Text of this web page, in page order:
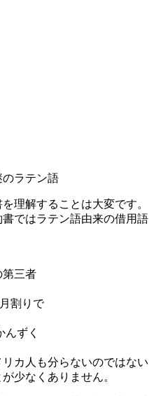
ラテン語
理解することは大変です。
ではラテン語由来の借用語
第三者
割りで
ずく
カ人も分らないのではない
少なくありません。